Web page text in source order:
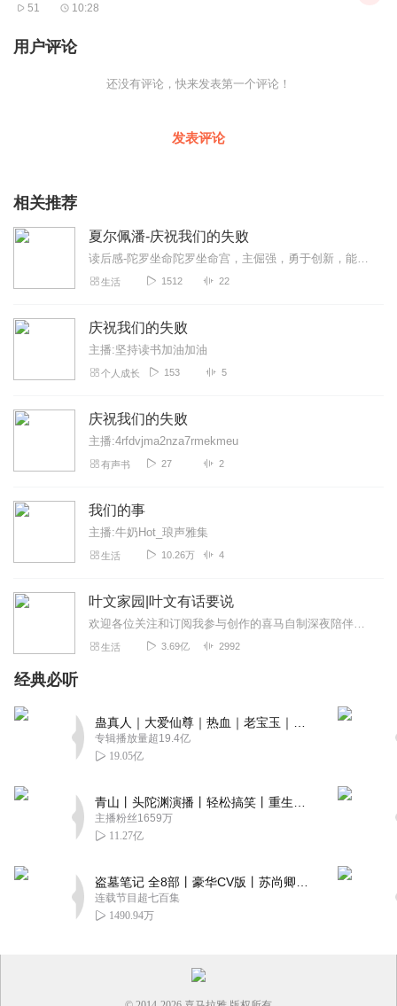
51 10:28
用户评论
还没有评论，快来发表第一个评论！
发表评论
相关推荐
夏尔佩潘-庆祝我们的失败
读后感-陀罗坐命陀罗坐命宫，主倔强，勇于创新，能坦然面对变化和挫折，自以为是，易怒易变，孤僻不合群，唠叨；有缠绕性，凡事追根问底，不耻下问；不守祖业，一生飘荡不...
生活 1512 22
庆祝我们的失败
主播:坚持读书加油加油
个人成长 153 5
庆祝我们的失败
主播:4rfdvjma2nza7rmekmeu
有声书 27 2
我们的事
主播:牛奶Hot_琅声雅集
生活 10.26万 4
叶文家园|叶文有话要说
欢迎各位关注和订阅我参与创作的喜马自制深夜陪伴谈话栏目《听你说·百态人声》【听你说·百态人声】每晚直播连线真实人间故事|叶文现场互动中|人间冷暖，抱团取暖每周...
生活 3.69亿 2992
经典必听
专辑播放量超19.4亿
19.05亿
主播粉丝1659万
11.27亿
连载节目超七百集
1490.94万